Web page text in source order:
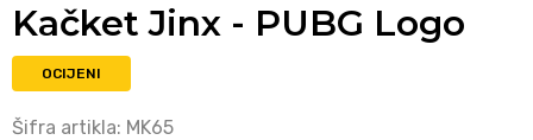
Kačket Jinx - PUBG Logo
OCIJENI
Šifra artikla: MK65